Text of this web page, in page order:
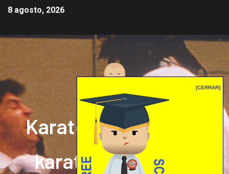
[CERRAR]
8 agosto, 2026
Karate mrprepor: el
karate en internet